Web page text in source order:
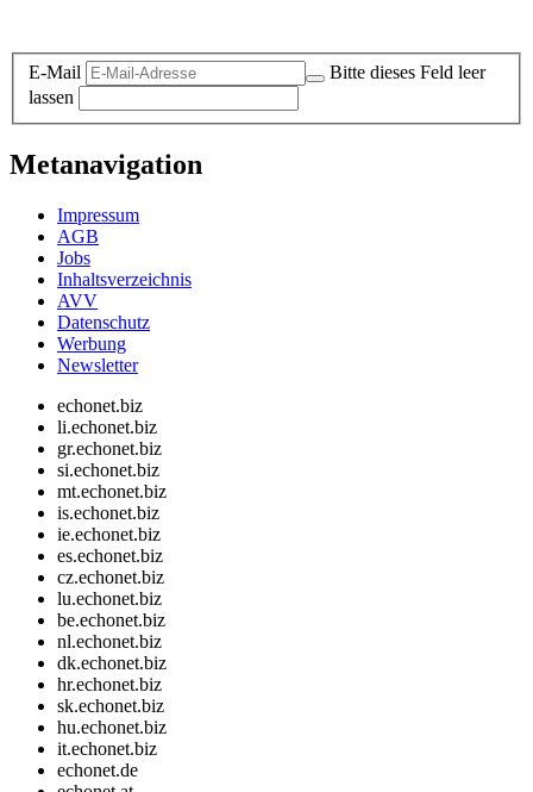
E-Mail
Bitte dieses Feld leer
lassen
Metanavigation
Impressum
AGB
Jobs
Inhaltsverzeichnis
AVV
Datenschutz
Werbung
Newsletter
echonet.biz
li.echonet.biz
gr.echonet.biz
si.echonet.biz
mt.echonet.biz
is.echonet.biz
ie.echonet.biz
es.echonet.biz
cz.echonet.biz
lu.echonet.biz
be.echonet.biz
nl.echonet.biz
dk.echonet.biz
hr.echonet.biz
sk.echonet.biz
hu.echonet.biz
it.echonet.biz
echonet.de